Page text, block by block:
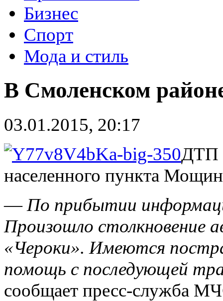
Бизнес
Спорт
Мода и стиль
В Смоленском
03.01.2015, 20:17
ДТП
населенного пункта
— По прибытии
Произошло столкновение
«Чероки». Имеются
помощь с последующей
сообщает пресс-служба